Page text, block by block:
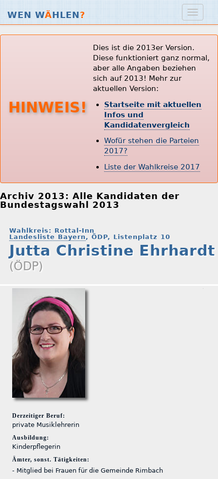
WEN WÄHLEN?
HINWEIS!
Dies ist die 2013er Version.
Diese funktioniert ganz normal,
aber alle Angaben beziehen
sich auf 2013! Mehr zur
aktuellen Version:
Startseite mit aktuellen
Infos und
Kandidatenvergleich
Wofür stehen die Parteien
2017?
Liste der Wahlkreise 2017
Archiv 2013: Alle Kandidaten der
Bundestagswahl 2013
Wahlkreis: Rottal-Inn
Landesliste Bayern, ÖDP, Listenplatz 10
Jutta Christine Ehrhardt
(ÖDP)
Derzeitiger Beruf:
private Musiklehrerin
Ausbildung:
Kinderpflegerin
Ämter, sonst. Tätigkeiten:
- Mitglied bei Frauen für die Gemeinde Rimbach